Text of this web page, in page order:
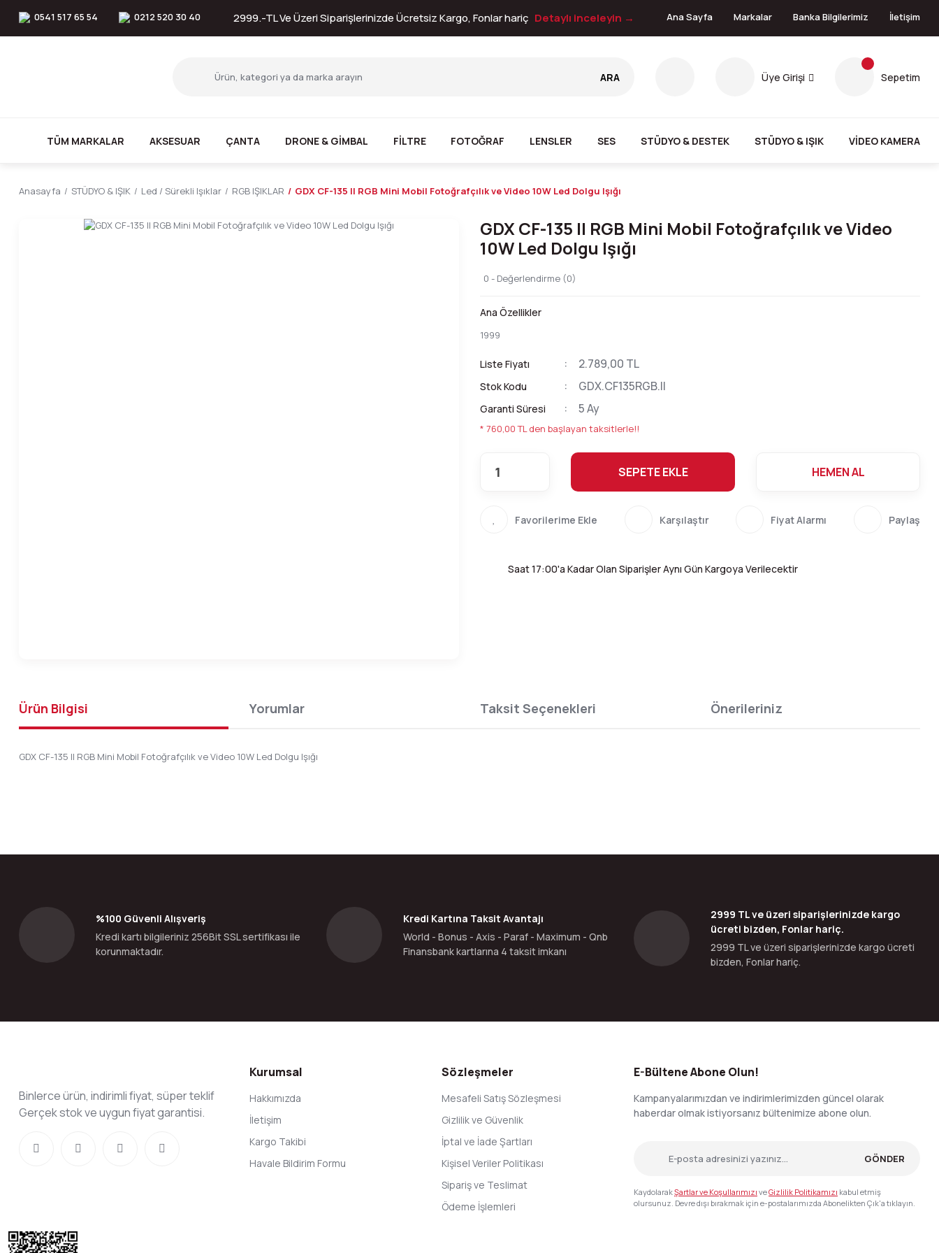
0541 517 65 54 0212 520 30 40 2999.-TL Ve Üzeri Siparişlerinizde Ücretsiz Kargo, Fonlar hariç Detaylı inceleyin → Ana Sayfa Markalar Banka Bilgilerimiz İletişim
ARA Üye Girişi Sepetim
TÜM MARKALAR AKSESUAR ÇANTA DRONE & GİMBAL FİLTRE FOTOĞRAF LENSLER SES STÜDYO & DESTEK STÜDYO & IŞIK VİDEO KAMERA
Anasayfa STÜDYO & IŞIK Led / Sürekli Işıklar RGB IŞIKLAR GDX CF-135 II RGB Mini Mobil Fotoğrafçılık ve Video 10W Led Dolgu Işığı
GDX CF-135 II RGB Mini Mobil Fotoğrafçılık ve Video
10W Led Dolgu Işığı
0 - Değerlendirme (0)
Ana Özellikler
1999
Liste Fiyatı 2.789,00 TL
Stok Kodu GDX.CF135RGB.II
Garanti Süresi 5 Ay
* 760,00 TL den başlayan taksitlerle!!
SEPETE EKLE HEMEN AL
Karşılaştır Fiyat Alarmı Paylaş
Saat 17:00'a Kadar Olan Siparişler Aynı Gün Kargoya Verilecektir
Ürün Bilgisi Yorumlar Taksit Seçenekleri Önerileriniz
GDX CF-135 II RGB Mini Mobil Fotoğrafçılık ve Video 10W Led Dolgu Işığı
Ürün fiyatı diğer sitelerden daha pahalı.
Bu ürüne benzer farklı alternatifler olmalı.
%100 Güvenli Alışveriş
Kredi kartı bilgileriniz 256Bit SSL sertifikası ile
korunmaktadır.
Kredi Kartına Taksit Avantajı
World - Bonus - Axis - Paraf - Maximum - Qnb
Finansbank kartlarına 4 taksit imkanı
2999 TL ve üzeri siparişlerinizde kargo
ücreti bizden, Fonlar hariç.
2999 TL ve üzeri siparişlerinizde kargo ücreti
bizden, Fonlar hariç.
Binlerce ürün, indirimli fiyat, süper teklif
Gerçek stok ve uygun fiyat garantisi.
Kurumsal
Hakkımızda
İletişim
Kargo Takibi
Havale Bildirim Formu
Sözleşmeler
Mesafeli Satış Sözleşmesi
Gizlilik ve Güvenlik
İptal ve İade Şartları
Kişisel Veriler Politikası
Sipariş ve Teslimat
Ödeme İşlemleri
E-Bültene Abone Olun!
Kampanyalarımızdan ve indirimlerimizden güncel olarak
haberdar olmak istiyorsanız bültenimize abone olun.
GÖNDER
KaydolarakŞartlar ve Koşullarımızı veGizlilik Politikamızı kabul etmiş
olursunuz. Devre dışı bırakmak için e-postalarımızda Abonelikten Çık'a tıklayın.